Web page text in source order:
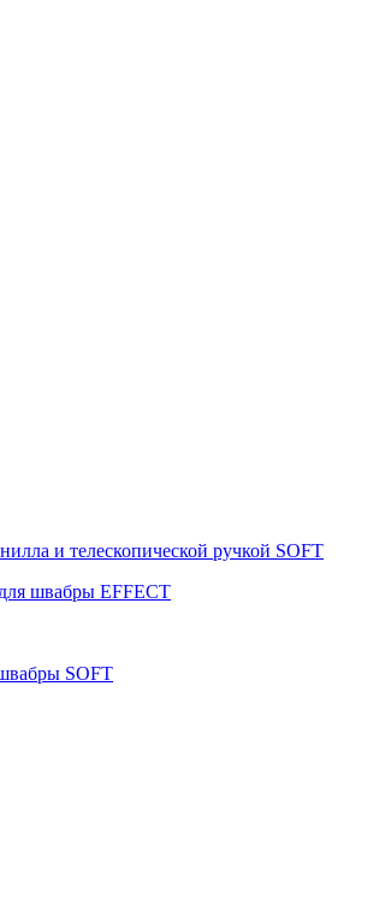
и телескопической ручкой SOFT
швабры EFFECT
SOFT